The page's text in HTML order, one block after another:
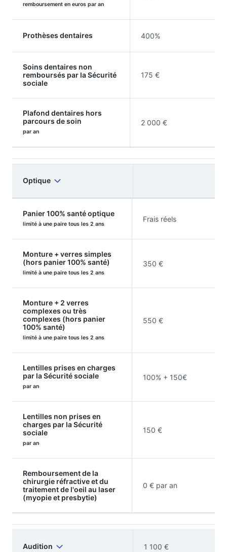
remboursement en euros par an
Prothèses dentaires 400%
Soins dentaires non
remboursés par la Sécurité
sociale
175 €
Plafond dentaires hors
parcours de soin
par an
2 000 €
Optique
Panier 100% santé optique
limité à une paire tous les 2 ans
Frais réels
Monture + verres simples
(hors panier 100% santé)
limité à une paire tous les 2 ans
350 €
Monture + 2 verres
complexes ou très
complexes (hors panier
100% santé)
limité à une paire tous les 2 ans
550 €
Lentilles prises en charges
par la Sécurité sociale
par an
100% + 150€
Lentilles non prises en
charges par la Sécurité
sociale
par an
150 €
Remboursement de la
chirurgie réfractive et du
traitement de l'oeil au laser
(myopie et presbytie)
0 € par an
Audition 1 100 €